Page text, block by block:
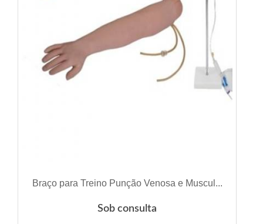
VER DETALHES
Braço para Treino Punção Venosa e Muscul...
Sob consulta